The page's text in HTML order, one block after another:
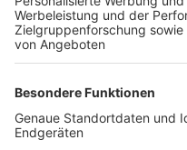
TOP-PARTNER